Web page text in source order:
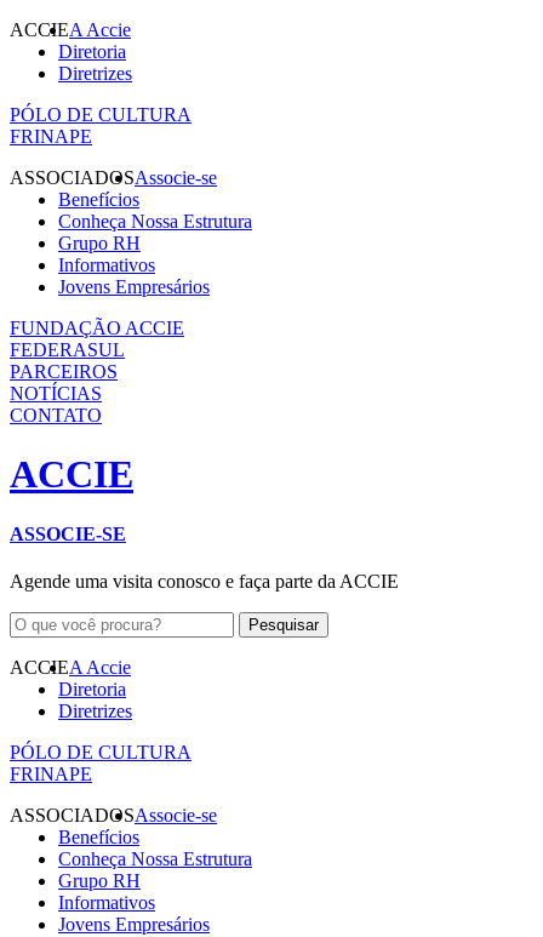
ACCIEA Accie
Diretoria
Diretrizes
PÓLO DE CULTURA
FRINAPE
ASSOCIADOSAssocie-se
Benefícios
Conheça Nossa Estrutura
Grupo RH
Informativos
Jovens Empresários
FUNDAÇÃO ACCIE
FEDERASUL
PARCEIROS
NOTÍCIAS
CONTATO
ACCIE
ASSOCIE-SE
Agende uma visita conosco e faça parte da ACCIE
ACCIEA Accie
Diretoria
Diretrizes
PÓLO DE CULTURA
FRINAPE
ASSOCIADOSAssocie-se
Benefícios
Conheça Nossa Estrutura
Grupo RH
Informativos
Jovens Empresários